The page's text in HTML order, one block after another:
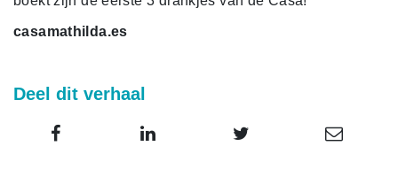
casamathilda.es
Deel dit verhaal